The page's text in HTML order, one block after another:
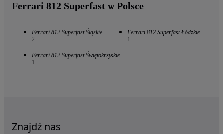
Ferrari 812 Superfast w Polsce
Ferrari 812 Superfast Śląskie
2
Ferrari 812 Superfast Łódzkie
1
Ferrari 812 Superfast Świętokrzyskie
1
Znajdź nas